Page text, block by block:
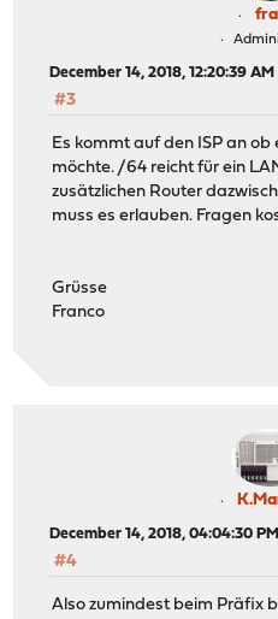
December 14, 2018, 12:20:39 AM
#3
Es kommt auf den ISP an
möchte. /64 reicht für ein
zusätzlichen Router
muss es erlauben. Fragen
Grüsse
Franco
December 14, 2018, 04:04:30 PM
#4
Also zumindest beim Präfix